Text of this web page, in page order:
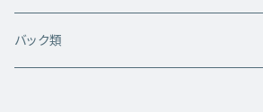
白いシカちゃんシリーズ
バック類